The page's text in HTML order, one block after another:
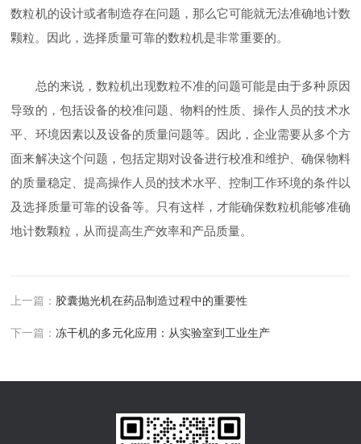
数粒机的设计或者制造存在问题，那么它可能就无法准确地计数
颗粒。因此，选择质量可靠的数粒机是非常重要的。
总的来说，数粒机出现数粒不准的问题可能是由于多种原因
导致的，包括设备的校准问题、物料的性质、操作人员的技术水
平、环境因素以及设备的质量问题等。因此，企业需要从多个方
面来解决这个问题，包括定期对设备进行校准和维护、确保物料
的质量稳定、提高操作人员的技术水平、控制工作环境的条件以
及选择质量可靠的设备等。只有这样，才能确保数粒机能够准确
地计数颗粒，从而提高生产效率和产品质量。
上一篇： 胶囊抛光机在药品制造过程中的重要性
下一篇：冻干机的多元化应用：从实验室到工业生产